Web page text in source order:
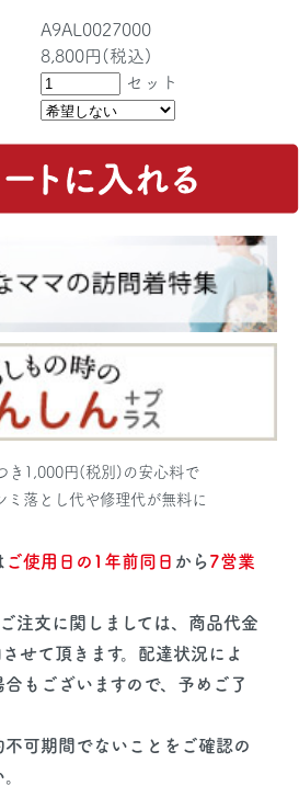
A9AL0027000
8,800円(税込)
セット
き1,000円(税別)の安心料で
ミ落とし代や修理代が無料に
ご使用日の1年前同日 から7営業
注文に関しましては、商品代金
せて頂きます。配達状況によ
合もございますので、予めご了
可期間でないことをご確認の